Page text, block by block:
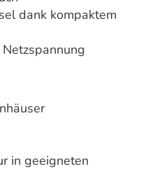
dank kompaktem
in geeigneten